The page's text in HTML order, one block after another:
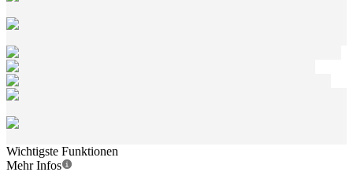
Wichtigste Funktionen
Mehr Infos